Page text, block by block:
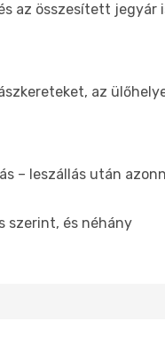
az összesített jegyár
az
– leszállás után
szerint, és néhány